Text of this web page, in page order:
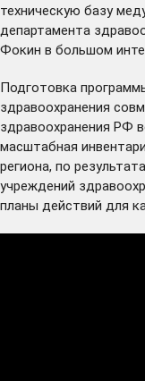
техническую базу
департамента
Фокин в большом
Подготовка
здравоохранения
здравоохранения РФ
масштабная
региона, по
учреждений
планы действий для